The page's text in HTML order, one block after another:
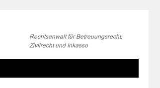
Rechtsanwalt für Betreuungsrecht,
Zivilrecht und Inkasso